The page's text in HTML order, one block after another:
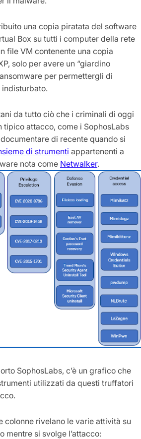
una copia piratata del software
Box su tutti i computer della rete
file VM contenente una copia
solo per avere un “giardino
per permettergli di
da tutto ciò che i criminali di oggi
tipico attacco, come i SophosLabs
di recente quando si
di strumenti appartenenti a
nota come Netwalker.
SophosLabs, c’è un grafico che
utilizzati da questi truffatori
colonne rivelano le varie attività su
mentre si svolge l’attacco: